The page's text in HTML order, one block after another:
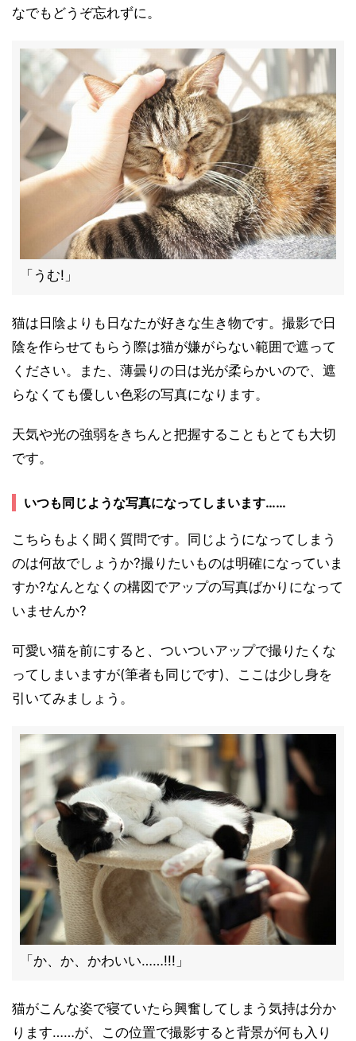
なでもどうぞ忘れずに。
「うむ!」
猫は日陰よりも日なたが好きな生き物です。撮影で日
陰を作らせてもらう際は猫が嫌がらない範囲で遮って
ください。また、薄曇りの日は光が柔らかいので、遮
らなくても優しい色彩の写真になります。
天気や光の強弱をきちんと把握することもとても大切
です。
いつも同じような写真になってしまいます……
こちらもよく聞く質問です。同じようになってしまう
のは何故でしょうか?撮りたいものは明確になっていま
すか?なんとなくの構図でアップの写真ばかりになって
いませんか?
可愛い猫を前にすると、ついついアップで撮りたくな
ってしまいますが(筆者も同じです)、ここは少し身を
引いてみましょう。
「か、か、かわいい……!!!」
猫がこんな姿で寝ていたら興奮してしまう気持は分か
ります……が、この位置で撮影すると背景が何も入り